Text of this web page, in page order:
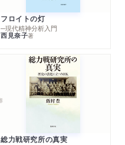
フロイトの灯
─現代精神分析入門
西見奈子著
総力戦研究所の真実